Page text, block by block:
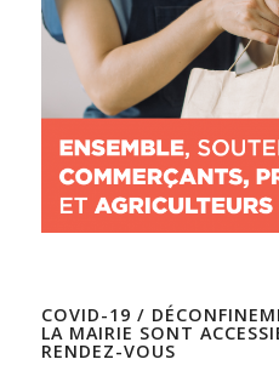
COVID-19 /
LA MAIRIE SONT
RENDEZ-VOUS